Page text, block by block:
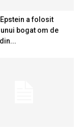
a folosit
bogat om de